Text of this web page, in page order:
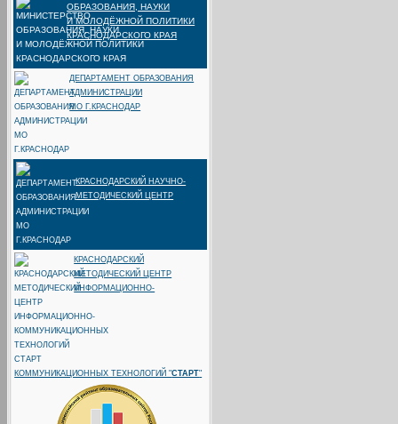
ОБРАЗОВАНИЯ, НАУКИ
И МОЛОДЁЖНОЙ ПОЛИТИКИ
КРАСНОДАРСКОГО КРАЯ
ДЕПАРТАМЕНТ ОБРАЗОВАНИЯ
АДМИНИСТРАЦИИ
МО Г.КРАСНОДАР
КРАСНОДАРСКИЙ НАУЧНО-
МЕТОДИЧЕСКИЙ ЦЕНТР
КРАСНОДАРСКИЙ
МЕТОДИЧЕСКИЙ ЦЕНТР
ИНФОРМАЦИОННО-
КОММУНИКАЦИОННЫХ ТЕХНОЛОГИЙ "СТАРТ"